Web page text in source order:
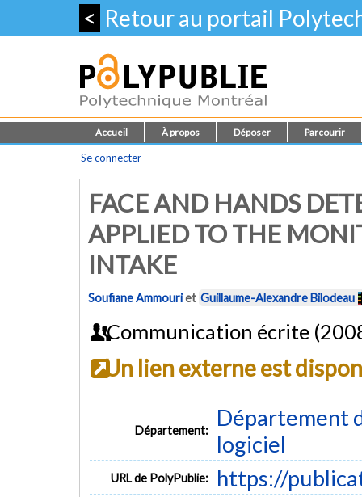
< Retour au portail
Accueil À propos Déposer Parcourir
Se connecter
FACE AND HANDS
APPLIED TO THE
INTAKE
Soufiane Ammouriet Guillaume-Alexandre Bilodeau
Communication écrite
Un lien externe est
Département:
Département
logiciel
URL de PolyPublie: https://